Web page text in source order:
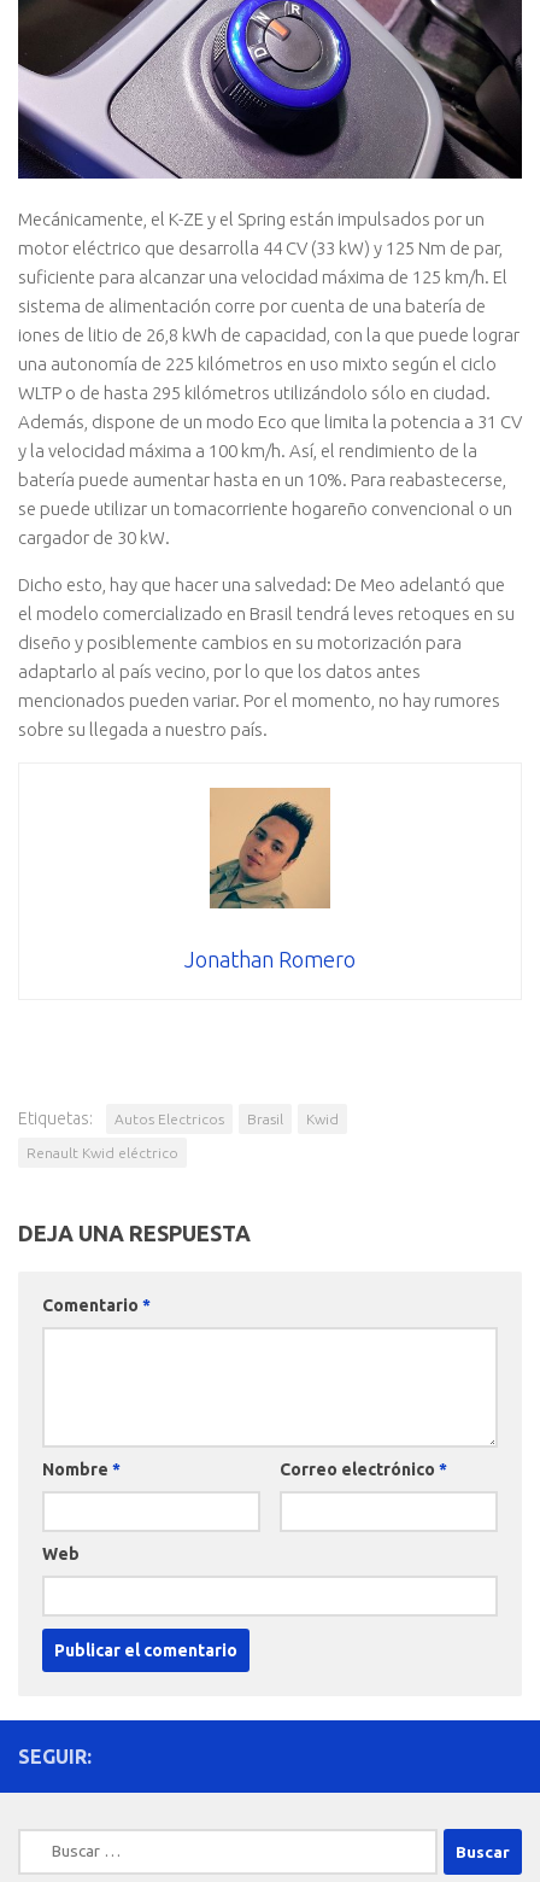
Mecánicamente, el K-ZE y el Spring están impulsados por un
motor eléctrico que desarrolla 44 CV (33 kW) y 125 Nm de par,
suficiente para alcanzar una velocidad máxima de 125 km/h. El
sistema de alimentación corre por cuenta de una batería de
iones de litio de 26,8 kWh de capacidad, con la que puede lograr
una autonomía de 225 kilómetros en uso mixto según el ciclo
WLTP o de hasta 295 kilómetros utilizándolo sólo en ciudad.
Además, dispone de un modo Eco que limita la potencia a 31 CV
y la velocidad máxima a 100 km/h. Así, el rendimiento de la
batería puede aumentar hasta en un 10%. Para reabastecerse,
se puede utilizar un tomacorriente hogareño convencional o un
cargador de 30 kW.
Dicho esto, hay que hacer una salvedad: De Meo adelantó que
el modelo comercializado en Brasil tendrá leves retoques en su
diseño y posiblemente cambios en su motorización para
adaptarlo al país vecino, por lo que los datos antes
mencionados pueden variar. Por el momento, no hay rumores
sobre su llegada a nuestro país.
Jonathan Romero
Etiquetas: Autos Electricos Brasil Kwid
Renault Kwid eléctrico
DEJA UNA RESPUESTA
Comentario *
Nombre * Correo electrónico *
Web
SEGUIR:
Buscar: